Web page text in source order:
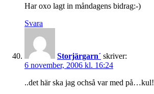
Har oxo lagt in måndagens bidrag:-)
Svara
Storjärgarn´ skriver:
6 november, 2006 kl. 16:24
..det här ska jag ochså var med på…kul!